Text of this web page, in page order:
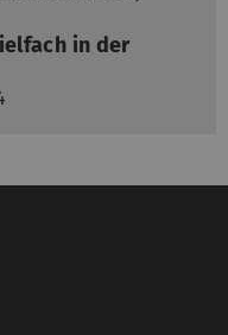
in der